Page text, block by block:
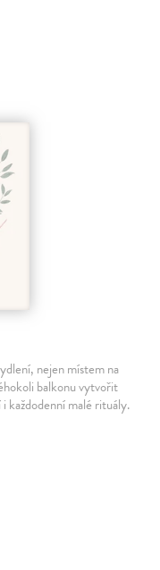
nejen místem na
balkonu vytvořit
každodenní malé rituály.